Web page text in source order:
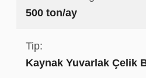
500 ton/ay
Tip:
Kaynak Yuvarlak Çelik